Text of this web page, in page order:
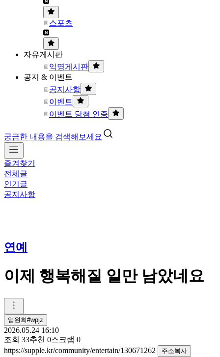
스포츠
자유게시판
익명게시판
공지 & 이벤트
공지사항
이벤트
이벤트 당첨 인증
궁금한 내용을 검색해보세요
즐겨찾기
전체글
인기글
공지사항
연예
이제 행복해질 일만 남았네요
엄원희#wpjz
2026.05.24 16:10
조회 33추천 0스크랩 0
https://supple.kr/community/entertain/130671262
주소복사